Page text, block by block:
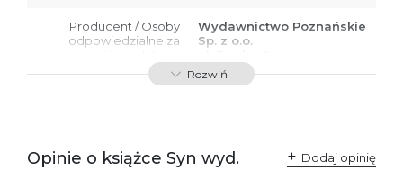
Producent / Osoby
odpowiedzialne za
przepisami:
Wydawnictwo Poznańskie
Sp. z o.o.
61-701 Poznań
Polska
Ostrzeżenia oraz
informacje dotyczące
Załącznik PDF
Rozwiń
Opinie o książce Syn wyd.
Dodaj opinię